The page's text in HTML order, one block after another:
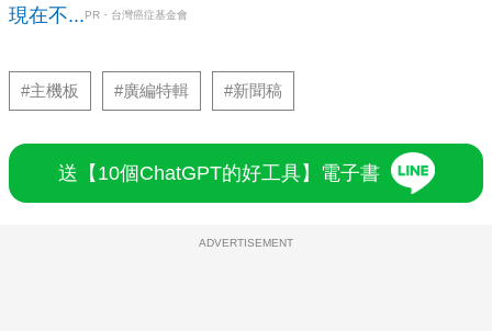
現在不...PR・台灣癌症基金會
#主機板 #廣編特輯 #新聞稿
送【10個ChatGPT的好工具】電子書
ADVERTISEMENT